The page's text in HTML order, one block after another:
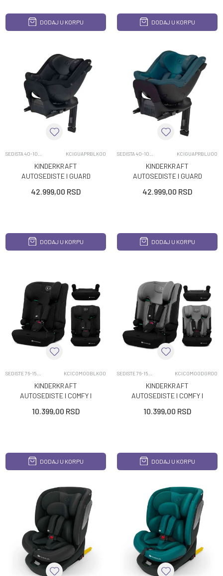
DODAJ U KORPU DODAJ U KORPU
KCIGUAPRBLK00
KINDERKRAFT
AUTOSEDISTE I GUARD
BLACK
42.999,00 RSD
DODAJ U KORPU
KCIGUAPRBLU00
KINDERKRAFT
AUTOSEDISTE I GUARD
BLUE
42.999,00 RSD
DODAJ U KORPU
KCICOM00BLK00
KINDERKRAFT
AUTOSEDISTE I COMFY I
10.399,00 RSD
DODAJ U KORPU
KCICOM00DGR00
KINDERKRAFT
AUTOSEDISTE I COMFY I
10.399,00 RSD
DODAJ U KORPU